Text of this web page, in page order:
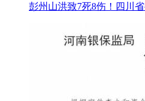
彭州山洪致7死8伤！四川